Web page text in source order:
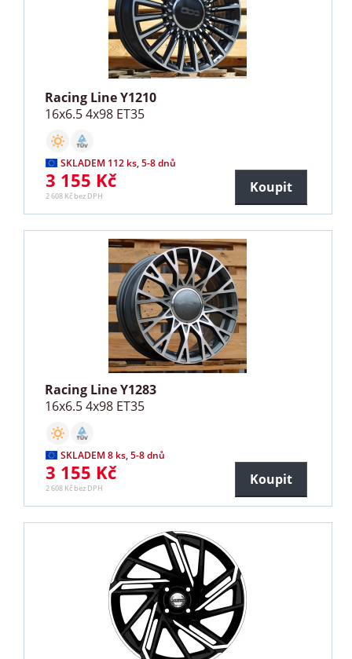
Racing Line Y1210
16x6.5 4x98 ET35
SKLADEM 112 ks, 5-8 dnů
3 155 Kč
2 608 Kč bez DPH
Koupit
Racing Line Y1283
16x6.5 4x98 ET35
SKLADEM 8 ks, 5-8 dnů
3 155 Kč
2 608 Kč bez DPH
Koupit